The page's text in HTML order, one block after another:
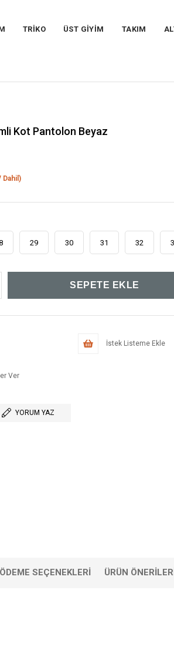
TRİKO ÜST GİYİM TAKIM
Kot Pantolon Beyaz
Dahil)
29 30 31 32
İstek Listeme Ekle
Ver
YORUM YAZ
ÖDEME SEÇENEKLERI ÜRÜN